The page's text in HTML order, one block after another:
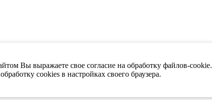
Вы выражаете свое согласие на обработку файлов-cookie.
cookies в настройках своего браузера.